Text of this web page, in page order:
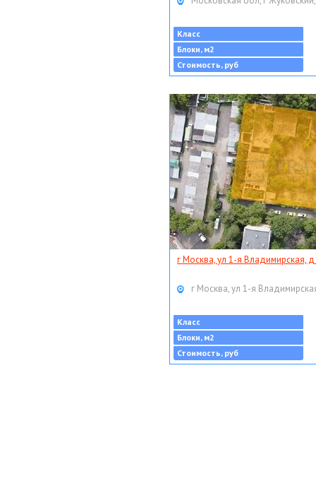
Класс
Блоки, м2
Стоимость, руб
г Москва, ул 1-я Владимирская, д
г Москва, ул 1-я
Класс
Блоки, м2
Стоимость, руб